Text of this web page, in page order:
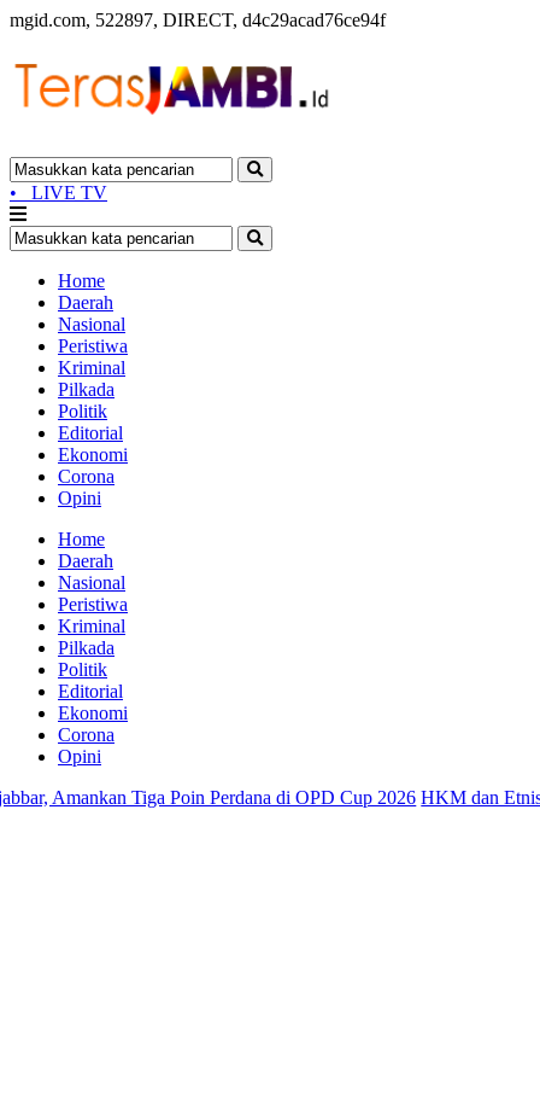
mgid.com, 522897, DIRECT, d4c29acad76ce94f
• LIVE TV
Home
Daerah
Nasional
Peristiwa
Kriminal
Pilkada
Politik
Editorial
Ekonomi
Corona
Opini
Home
Daerah
Nasional
Peristiwa
Kriminal
Pilkada
Politik
Editorial
Ekonomi
Corona
Opini
Amankan Tiga Poin Perdana di OPD Cup 2026 HKM dan Etnis